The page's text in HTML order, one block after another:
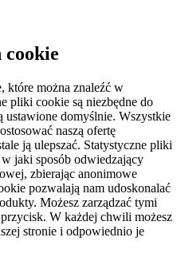
można znaleźć w
pliki cookie są niezbędne do
ustawione domyślnie. Wszystkie
naszą ofertę
ją ulepszać. Statystyczne pliki
jaki sposób odwiedzający
zbierając anonimowe
pozwalają nam udoskonalać
Możesz zarządzać tymi
W każdej chwili możesz
stronie i odpowiednio je